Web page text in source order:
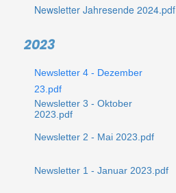
2023
Newsletter 1 - Januar 2023.pdf
Newsletter 2 - Mai 2023.pdf
Newsletter 3 - Oktober
2023.pdf
Newsletter 4 - Dezember
23.pdf
Newsletter Jahresende 2024.pdf